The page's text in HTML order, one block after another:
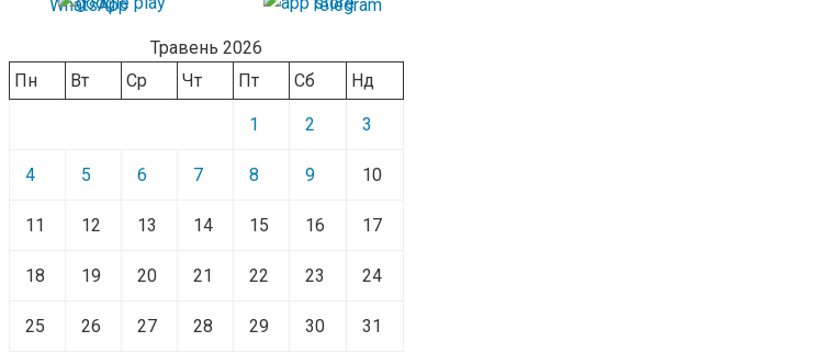
Травень 2026
Пн
Вт Ср Чт Пт Сб Нд
1 2 3
4 5 6 7 8 9 10
11 12 13 14 15 16 17
18 19 20 21 22 23 24
25 26 27 28 29 30
31